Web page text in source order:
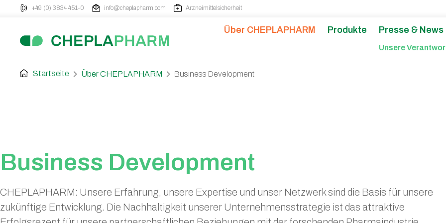
+49 (0) 3834 451-0 info@cheplapharm.com Arzneimittelsicherheit
Über CHEPLAPHARM
Unsere
Produkte Presse & News
Creditor Relations Investors
Leben in Greifswald
Startseite chevron_right Über CHEPLAPHARM chevron_right Business Development
Business Development
CHEPLAPHARM: Unsere Erfahrung, unsere Expertise und unser Netzwerk sind die Basis für unsere
zukünftige Entwicklung. Die Nachhaltigkeit unserer Unternehmensstrategie ist das attraktive